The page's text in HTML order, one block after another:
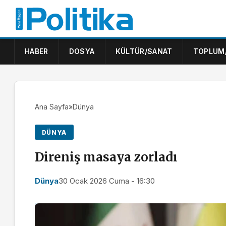
HABER DOSYA KÜLTÜR/SANAT
Ana Sayfa»Dünya
DÜNYA
Direniş masaya zorladı
Dünya30 Ocak 2026 Cuma - 16:30